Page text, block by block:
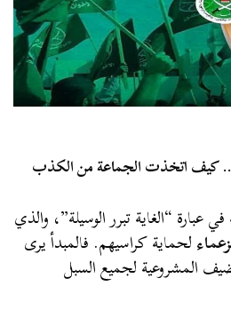
.. كيف اتخذت الجماعة من الكذب
“الغاية تبرر الوسيلة”، والذي
لحماية كراسيهم. فالمبدأ يرى
المشروعية لجميع السبل